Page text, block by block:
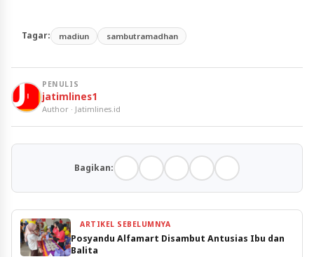
Tagar: madiun sambutramadhan
PENULIS
jatimlines1
Author · Jatimlines.id
Bagikan:
ARTIKEL SEBELUMNYA
Posyandu Alfamart Disambut Antusias Ibu dan
Balita